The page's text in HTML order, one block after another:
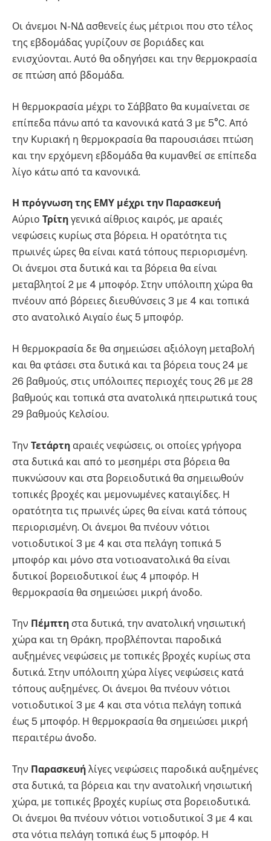
Οι άνεμοι Ν-ΝΔ ασθενείς έως μέτριοι που στο τέλος
της εβδομάδας γυρίζουν σε βοριάδες και
ενισχύονται. Αυτό θα οδηγήσει και την θερμοκρασία
σε πτώση από βδομάδα.
Η θερμοκρασία μέχρι το Σάββατο θα κυμαίνεται σε
επίπεδα πάνω από τα κανονικά κατά 3 με 5°C. Από
την Κυριακή η θερμοκρασία θα παρουσιάσει πτώση
και την ερχόμενη εβδομάδα θα κυμανθεί σε επίπεδα
λίγο κάτω από τα κανονικά.
Η πρόγνωση της ΕΜΥ μέχρι την Παρασκευή
Αύριο Τρίτη γενικά αίθριος καιρός, με αραιές
νεφώσεις κυρίως στα βόρεια. Η ορατότητα τις
πρωινές ώρες θα είναι κατά τόπους περιορισμένη.
Οι άνεμοι στα δυτικά και τα βόρεια θα είναι
μεταβλητοί 2 με 4 μποφόρ. Στην υπόλοιπη χώρα θα
πνέουν από βόρειες διευθύνσεις 3 με 4 και τοπικά
στο ανατολικό Αιγαίο έως 5 μποφόρ.
Η θερμοκρασία δε θα σημειώσει αξιόλογη μεταβολή
και θα φτάσει στα δυτικά και τα βόρεια τους 24 με
26 βαθμούς, στις υπόλοιπες περιοχές τους 26 με 28
βαθμούς και τοπικά στα ανατολικά ηπειρωτικά τους
29 βαθμούς Κελσίου.
Την Τετάρτη αραιές νεφώσεις, οι οποίες γρήγορα
στα δυτικά και από το μεσημέρι στα βόρεια θα
πυκνώσουν και στα βορειοδυτικά θα σημειωθούν
τοπικές βροχές και μεμονωμένες καταιγίδες. Η
ορατότητα τις πρωινές ώρες θα είναι κατά τόπους
περιορισμένη. Οι άνεμοι θα πνέουν νότιοι
νοτιοδυτικοί 3 με 4 και στα πελάγη τοπικά 5
μποφόρ και μόνο στα νοτιοανατολικά θα είναι
δυτικοί βορειοδυτικοί έως 4 μποφόρ. Η
θερμοκρασία θα σημειώσει μικρή άνοδο.
Την Πέμπτη στα δυτικά, την ανατολική νησιωτική
χώρα και τη Θράκη, προβλέπονται παροδικά
αυξημένες νεφώσεις με τοπικές βροχές κυρίως στα
δυτικά. Στην υπόλοιπη χώρα λίγες νεφώσεις κατά
τόπους αυξημένες. Οι άνεμοι θα πνέουν νότιοι
νοτιοδυτικοί 3 με 4 και στα νότια πελάγη τοπικά
έως 5 μποφόρ. Η θερμοκρασία θα σημειώσει μικρή
περαιτέρω άνοδο.
Την Παρασκευή λίγες νεφώσεις παροδικά αυξημένες
στα δυτικά, τα βόρεια και την ανατολική νησιωτική
χώρα, με τοπικές βροχές κυρίως στα βορειοδυτικά.
Οι άνεμοι θα πνέουν νότιοι νοτιοδυτικοί 3 με 4 και
στα νότια πελάγη τοπικά έως 5 μποφόρ. Η